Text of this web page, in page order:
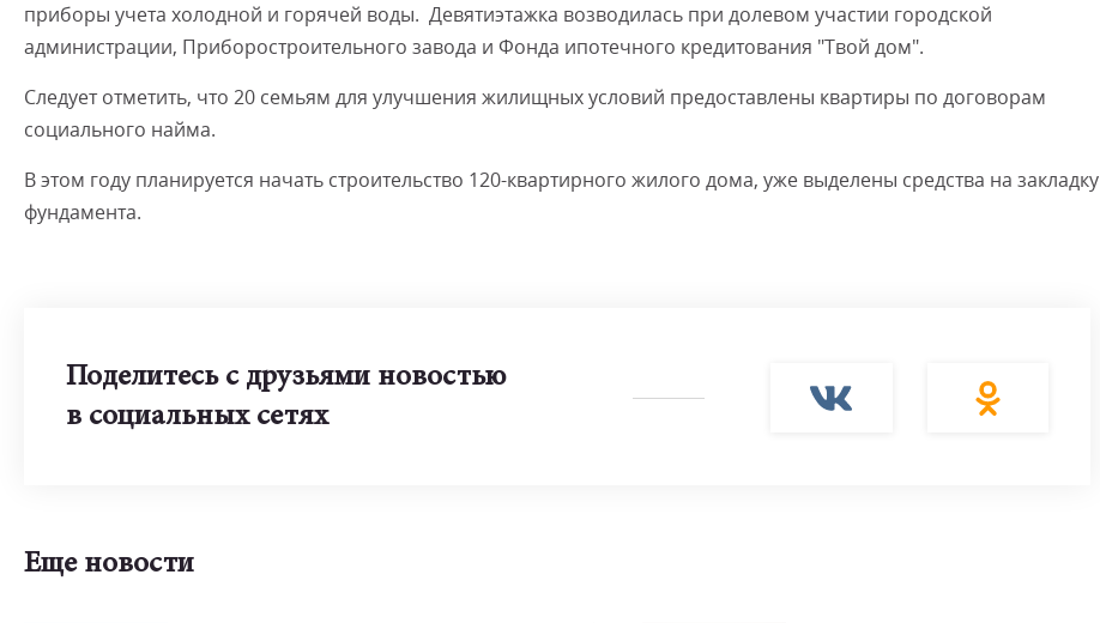
приборы учета холодной и горячей воды. Девятиэтажка возводилась при долевом участии городской
администрации, Приборостроительного завода и Фонда ипотечного кредитования "Твой дом".
Следует отметить, что 20 семьям для улучшения жилищных условий предоставлены квартиры по договорам
социального найма.
В этом году планируется начать строительство 120-квартирного жилого дома, уже выделены средства на закладку
фундамента.
Поделитесь с друзьями новостью
в социальных сетях
Еще новости